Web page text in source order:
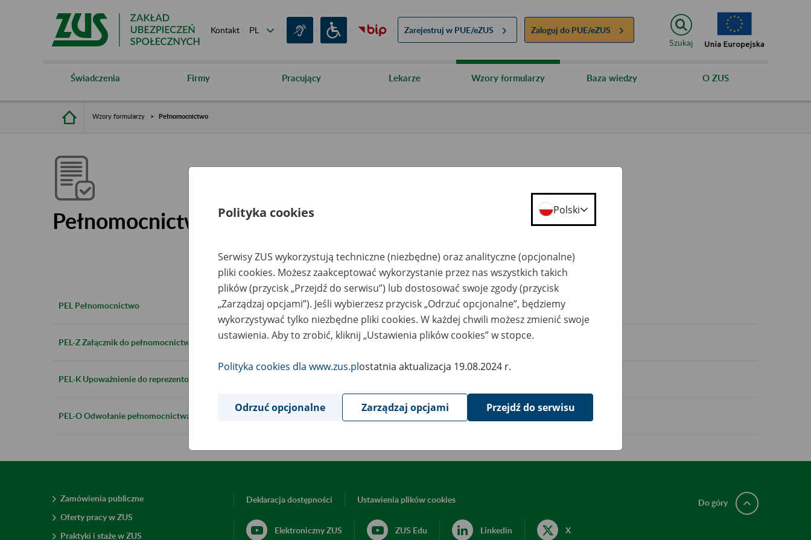
Kontakt Zarejestruj w PUE/eZUS Zaloguj do PUE/eZUS
Szukaj
Świadczenia Firmy Pracujący Lekarze Wzory formularzy Baza wiedzy O ZUS
Wzory formularzy Pełnomocnictwo
Pełnomocnictwo
PEL Pełnomocnictwo
PEL-Z Załącznik do pełnomocnictwa
PEL-K Upoważnienie do reprezentowania płatnika składek podczas kontroli ZUS
PEL-O Odwołanie pełnomocnictwa
Zamówienia publiczne
Oferty pracy w ZUS
Praktyki i staże w ZUS
Deklaracja dostępności Ustawienia plików cookies
Elektroniczny ZUS ZUS Edu Linkedin X
Do góry
Polityka cookies Polski
Serwisy ZUS wykorzystują techniczne (niezbędne) oraz analityczne (opcjonalne)
pliki cookies. Możesz zaakceptować wykorzystanie przez nas wszystkich takich
plików (przycisk „Przejdź do serwisu”) lub dostosować swoje zgody (przycisk
„Zarządzaj opcjami”). Jeśli wybierzesz przycisk „Odrzuć opcjonalne”, będziemy
wykorzystywać tylko niezbędne pliki cookies. W każdej chwili możesz zmienić swoje
ustawienia. Aby to zrobić, kliknij „Ustawienia plików cookies” w stopce.
Polityka cookies dla www.zus.plostatnia aktualizacja 19.08.2024 r.
Odrzuć opcjonalne Zarządzaj opcjami Przejdź do serwisu